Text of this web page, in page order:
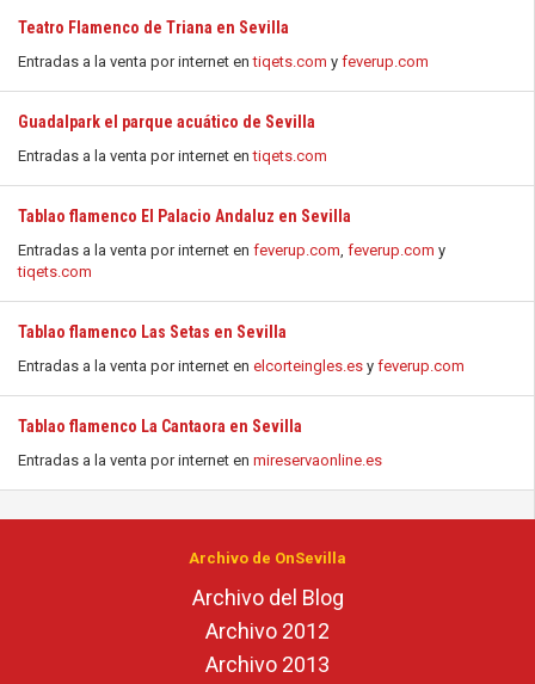
Teatro Flamenco de Triana en Sevilla
Entradas a la venta por internet entiqets.com y feverup.com
Guadalpark el parque acuático de Sevilla
Entradas a la venta por internet entiqets.com
Tablao flamenco El Palacio Andaluz en Sevilla
Entradas a la venta por internet en feverup.com, feverup.com y
tiqets.com
Tablao flamenco Las Setas en Sevilla
Entradas a la venta por internet en elcorteingles.es y feverup.com
Tablao flamenco La Cantaora en Sevilla
Entradas a la venta por internet en mireservaonline.es
Archivo de OnSevilla
Archivo del Blog
Archivo 2012
Archivo 2013